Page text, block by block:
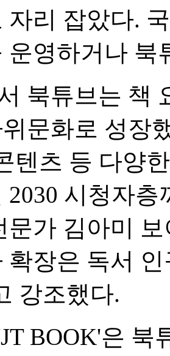
자리 잡았다.
운영하거나 북
북튜브는 책
문화로 성장
텐츠 등 다양
2030 시청자
문가 김아미
확장은 독서
강조했다.
BOOK'은 북